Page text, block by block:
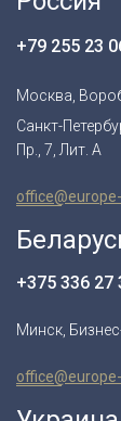
+79 255 23
Москва,
Санкт-
Пр., 7, Лит. А
+375 336 27
Минск,